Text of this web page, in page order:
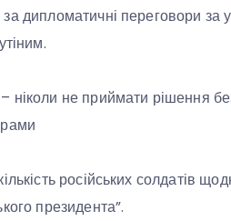
дипломатичні переговори за
не приймати рішення
російських солдатів
президента”.